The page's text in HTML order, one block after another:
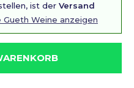
ist der Versand
Gueth Weine anzeigen